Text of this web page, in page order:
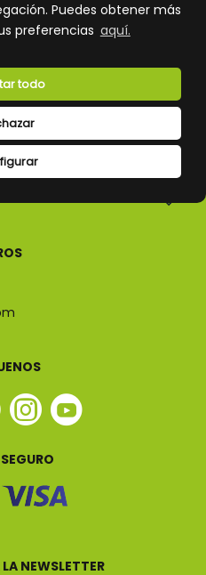
Puedes obtener más
preferencias aquí.
todo
Linkedin
Instagram
Youtube
NEWSLETTER